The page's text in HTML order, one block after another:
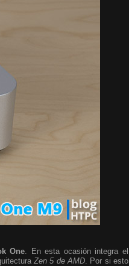
One. En esta ocasión integra el
Zen 5 de AMD. Por si esto